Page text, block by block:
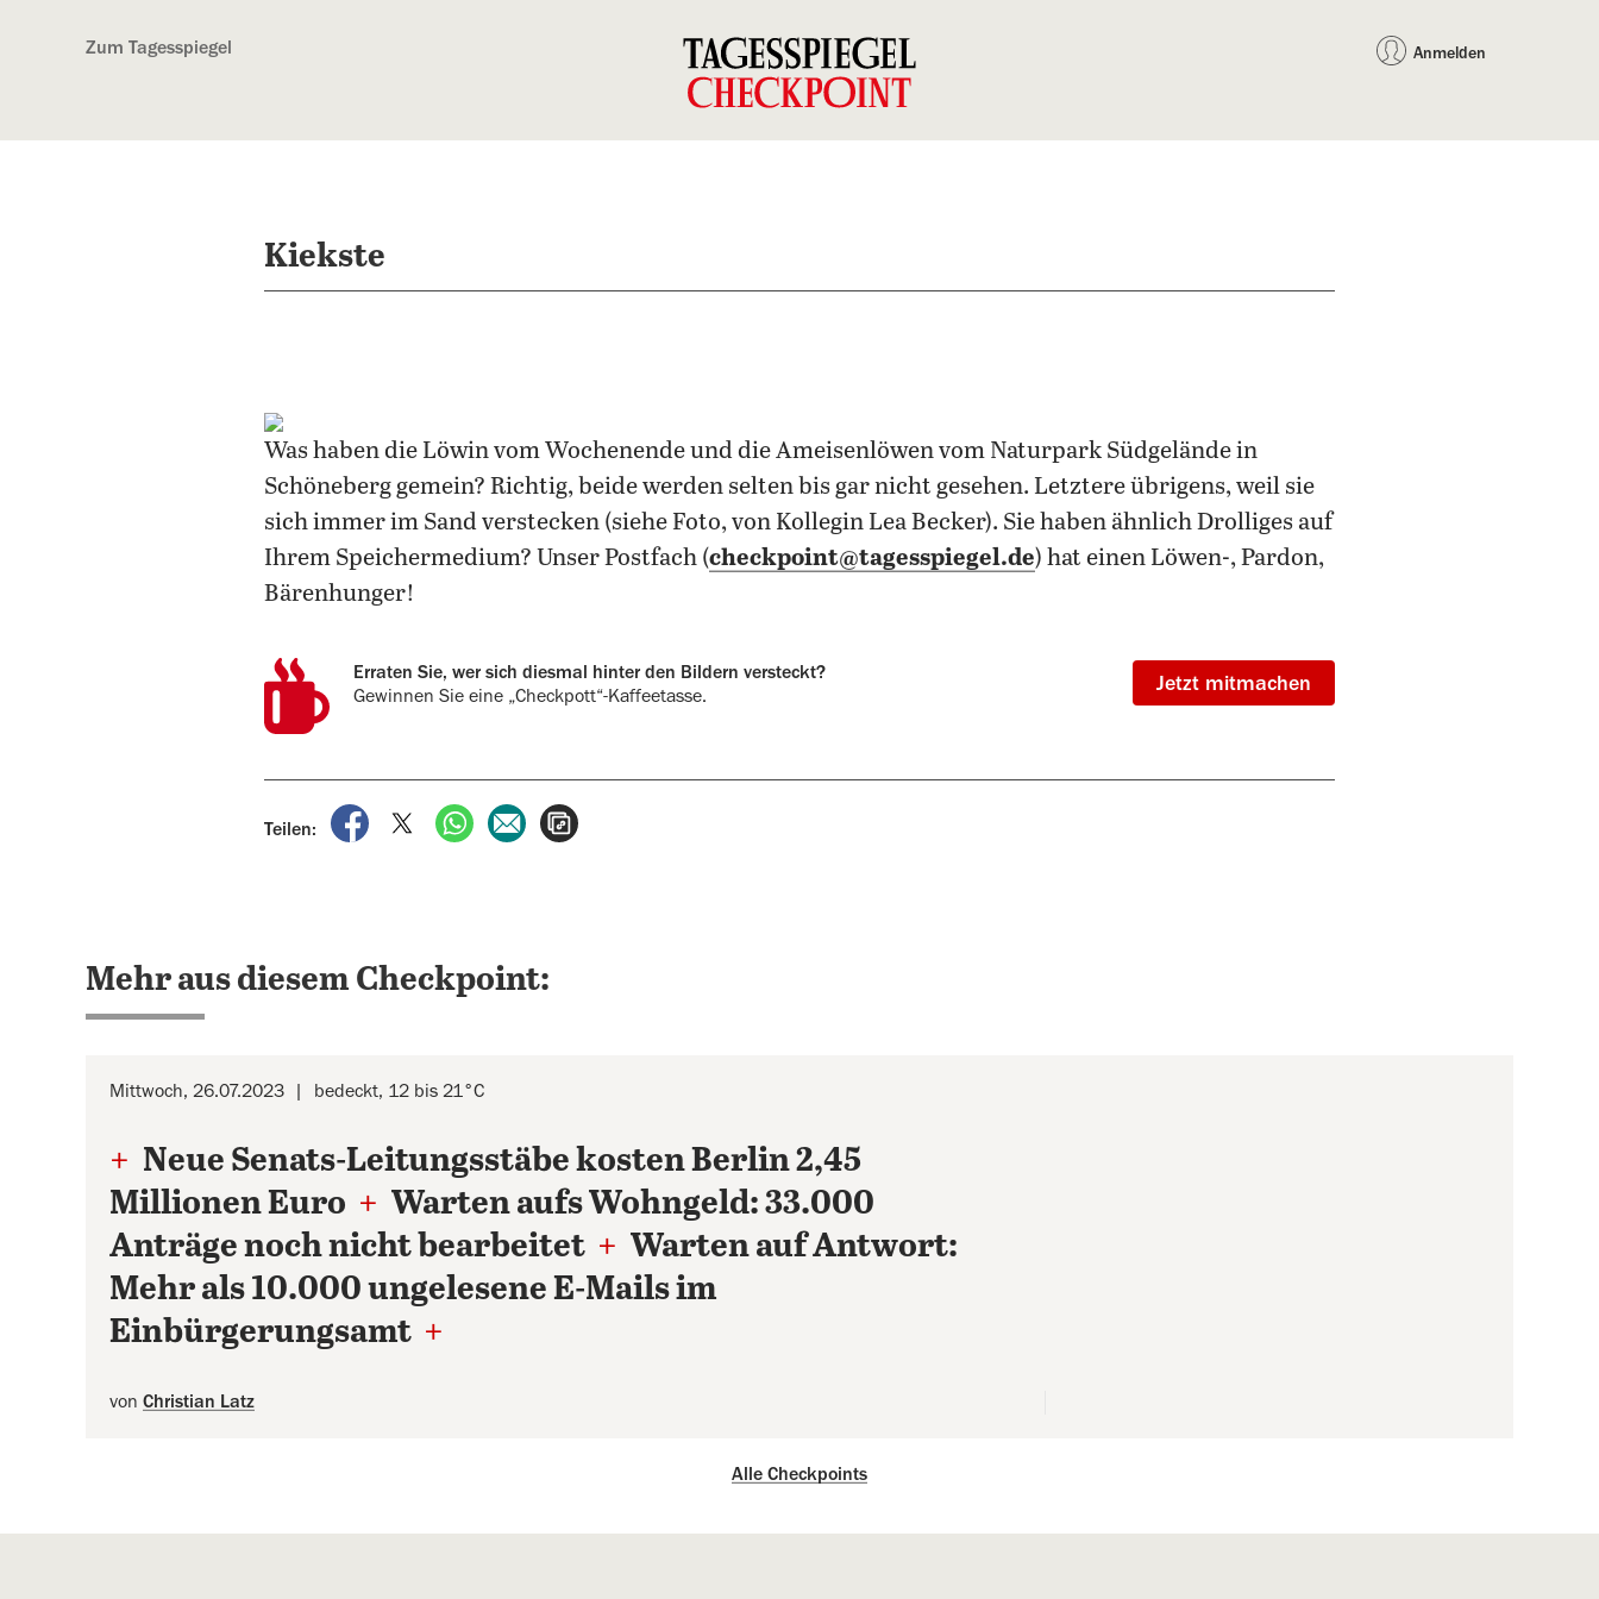
Zum Tagesspiegel Anmelden
Kiekste
Was haben die Löwin vom Wochenende und die Ameisenlöwen vom Naturpark Südgelände in
Schöneberg gemein? Richtig, beide werden selten bis gar nicht gesehen. Letztere übrigens, weil sie
sich immer im Sand verstecken (siehe Foto, von Kollegin Lea Becker). Sie haben ähnlich Drolliges auf
Ihrem Speichermedium? Unser Postfach (checkpoint@tagesspiegel.de) hat einen Löwen-, Pardon,
Bärenhunger!
Erraten Sie, wer sich diesmal hinter den Bildern versteckt?
Gewinnen Sie eine „Checkpott“-Kaffeetasse.
Jetzt mitmachen
Teilen:
auf Facebook teilen
auf X teilenper WhatsApp teilen
per E-Mail teilen
Mehr aus diesem Checkpoint:
Mittwoch, 26.07.2023 bedeckt, 12 bis 21°C
+ Neue Senats-Leitungsstäbe kosten Berlin 2,45
Millionen Euro + Warten aufs Wohngeld: 33.000
Anträge noch nicht bearbeitet + Warten auf Antwort:
Mehr als 10.000 ungelesene E-Mails im
Einbürgerungsamt +
von Christian Latz
Alle Checkpoints